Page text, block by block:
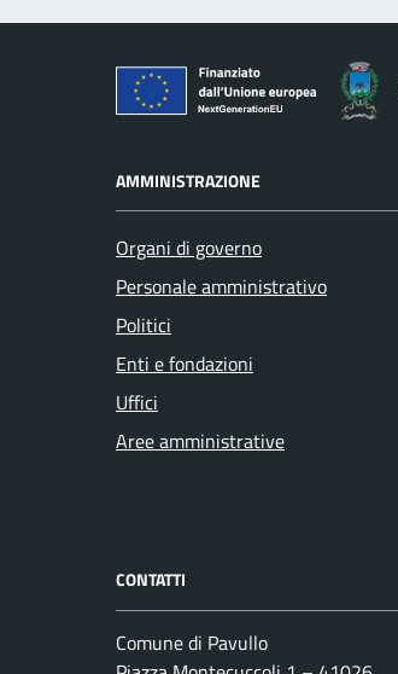
AMMINISTRAZIONE
Organi di governo
Personale amministrativo
Politici
Enti e fondazioni
Uffici
Aree amministrative
CONTATTI
Comune di Pavullo